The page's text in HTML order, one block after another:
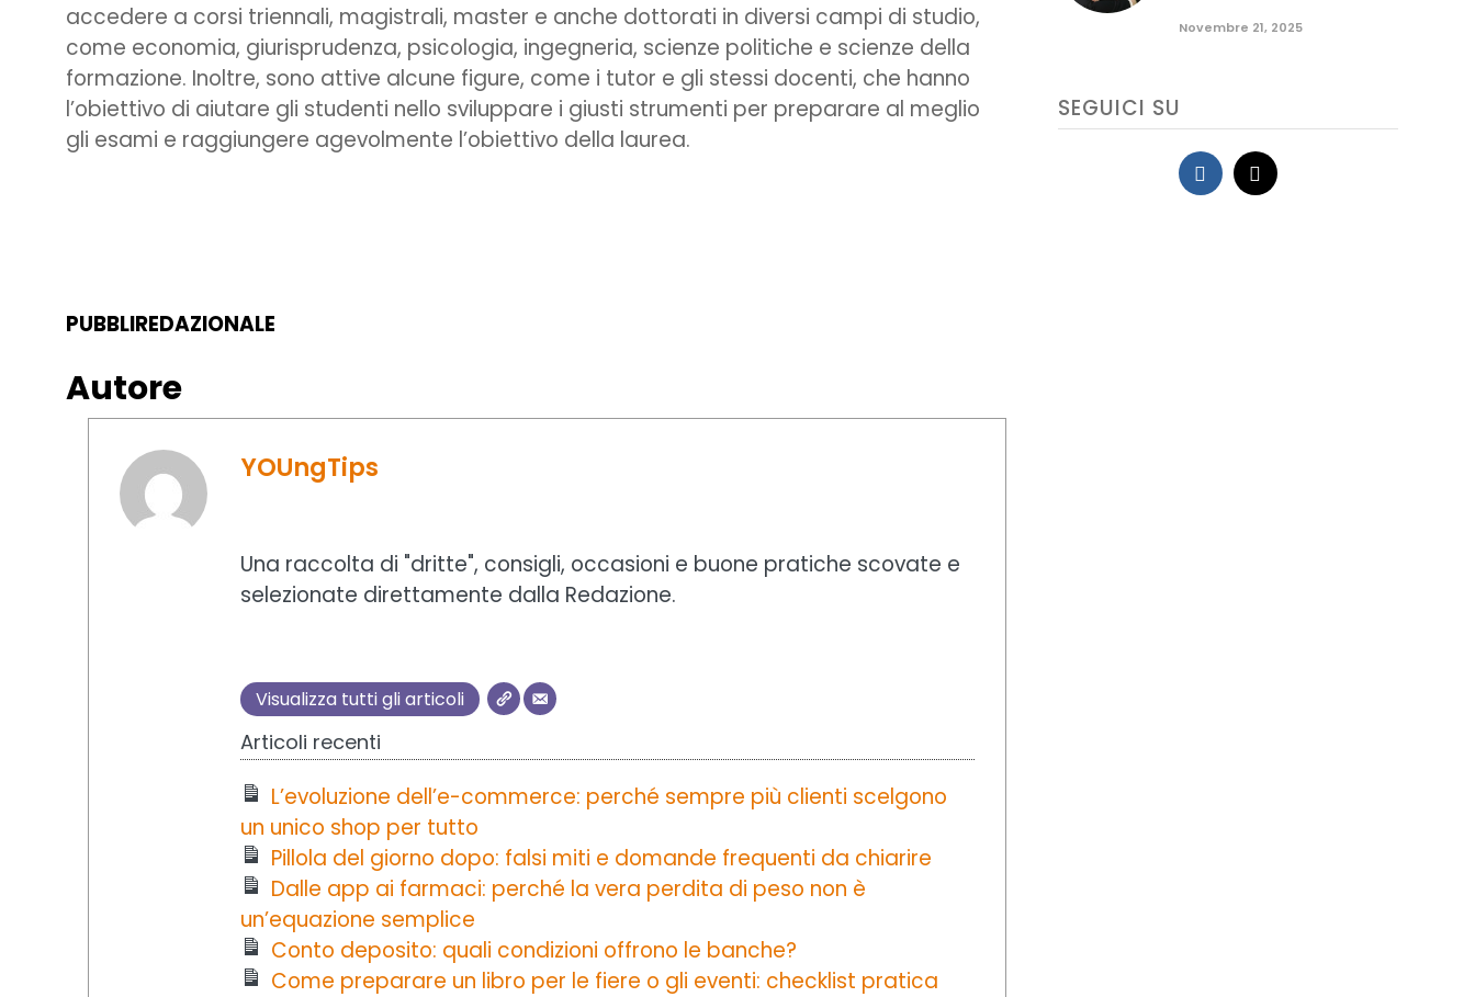
accedere a corsi triennali, magistrali, master e anche dottorati in diversi campi di studio,
come economia, giurisprudenza, psicologia, ingegneria, scienze politiche e scienze della
formazione. Inoltre, sono attive alcune figure, come i tutor e gli stessi docenti, che hanno
l’obiettivo di aiutare gli studenti nello sviluppare i giusti strumenti per preparare al meglio
gli esami e raggiungere agevolmente l’obiettivo della laurea.
PUBBLIREDAZIONALE
Autore
YOUngTips
Una raccolta di "dritte", consigli, occasioni e buone pratiche scovate e
selezionate direttamente dalla Redazione.
Visualizza tutti gli articoli
Articoli recenti
L’evoluzione dell’e-commerce: perché sempre più clienti scelgono
un unico shop per tutto
Pillola del giorno dopo: falsi miti e domande frequenti da chiarire
Dalle app ai farmaci: perché la vera perdita di peso non è
un’equazione semplice
Conto deposito: quali condizioni offrono le banche?
Come preparare un libro per le fiere o gli eventi: checklist pratica
Novembre 21, 2025
SEGUICI SU